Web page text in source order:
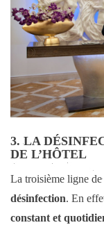
3. LA
DE L’HÔTEL
La troisième ligne de
désinfection. En
constant et